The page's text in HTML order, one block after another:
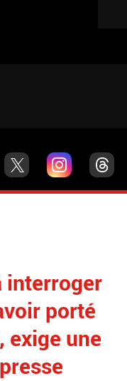
interroger
porté
exige une